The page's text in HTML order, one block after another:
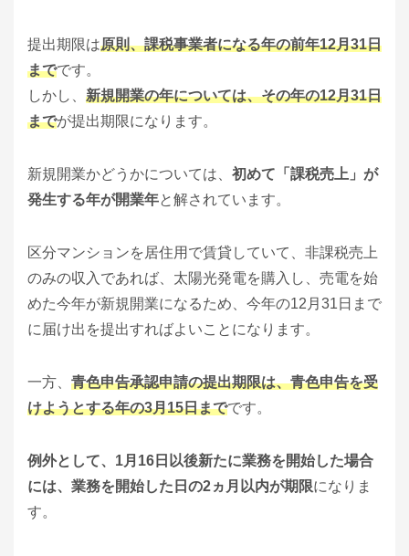
提出期限は原則、課税事業者になる年の前年12月31日
までです。
しかし、 新規開業の年については、その年の12月31日
までが提出期限になります。
新規開業かどうかについては、 初めて「課税売上」が
発生する年が開業年と解されています。
区分マンションを居住用で賃貸していて、非課税売上
のみの収入であれば、太陽光発電を購入し、売電を始
めた今年が新規開業になるため、今年の12月31日まで
に届け出を提出すればよいことになります。
一方、 青色申告承認申請の提出期限は、青色申告を受
けようとする年の3月15日までです。
例外として、1月16日以後新たに業務を開始した場合
には、業務を開始した日の2ヵ月以内が期限になりま
す。